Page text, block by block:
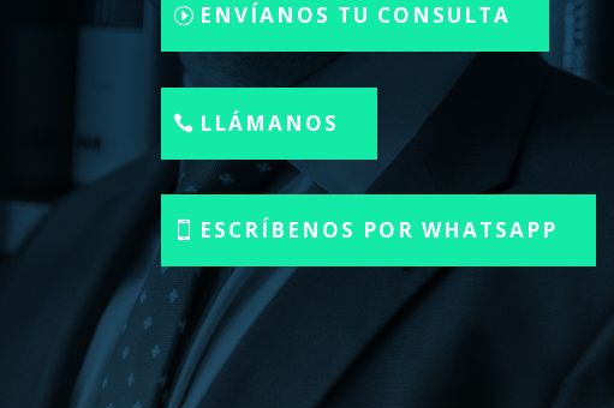
ENVÍANOS TU CONSULTA
LLÁMANOS
ESCRÍBENOS POR WHATSAPP